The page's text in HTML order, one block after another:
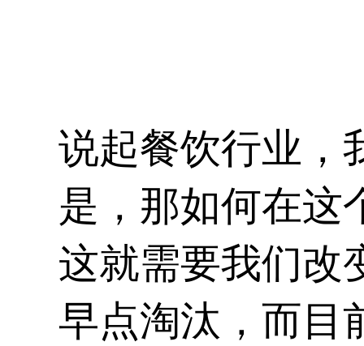
说起餐饮行业，
是，那如何在这
这就需要我们改
早点淘汰，而目